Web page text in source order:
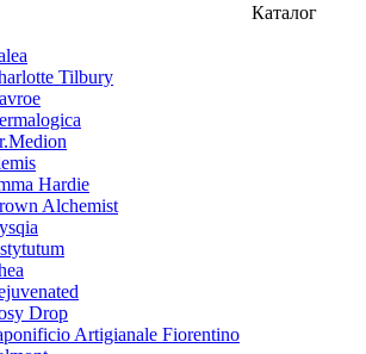
Каталог
Tilbury
Hardie
Alchemist
Drop
Artigianale Fiorentino